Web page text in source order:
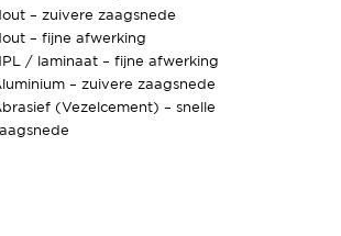
– zuivere zaagsnede
– fijne afwerking
/ laminaat – fijne afwerking
– zuivere zaagsnede
(Vezelcement) – snelle